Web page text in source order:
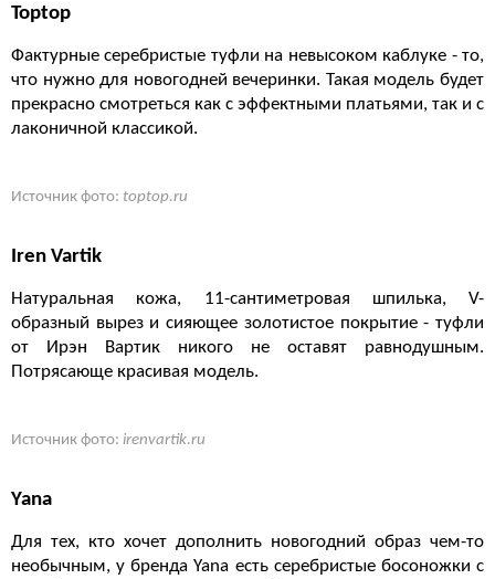
Toptop
Фактурные серебристые туфли на невысоком каблуке - то,
что нужно для новогодней вечеринки. Такая модель будет
прекрасно смотреться как с эффектными платьями, так и с
лаконичной классикой.
Источник фото: toptop.ru
Iren Vartik
Натуральная кожа, 11-сантиметровая шпилька, V-
образный вырез и сияющее золотистое покрытие - туфли
от Ирэн Вартик никого не оставят равнодушным.
Потрясающе красивая модель.
Источник фото: irenvartik.ru
Yana
Для тех, кто хочет дополнить новогодний образ чем-то
необычным, у бренда Yana есть серебристые босоножки с